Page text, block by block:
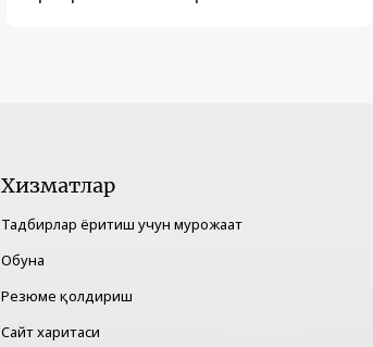
Хизматлар
Тадбирлар ёритиш учун мурожаат
Обуна
Резюме қолдириш
Сайт харитаси